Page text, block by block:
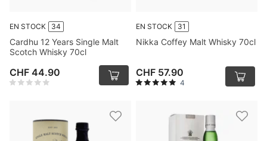
EN STOCK 34
Cardhu 12 Years Single Malt
Scotch Whisky 70cl
CHF 44.90
EN STOCK 31
Nikka Coffey Malt Whisky 70cl
CHF 57.90
4